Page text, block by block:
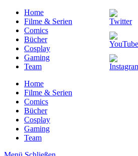
Home
Filme & Serien
Comics
Bücher
Cosplay
Gaming
Team
Home
Filme & Serien
Comics
Bücher
Cosplay
Gaming
Team